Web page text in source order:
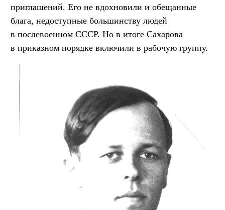
приглашений. Его не вдохновили и обещанные
блага, недоступные большинству людей
в послевоенном СССР. Но в итоге Сахарова
в приказном порядке включили в рабочую группу.